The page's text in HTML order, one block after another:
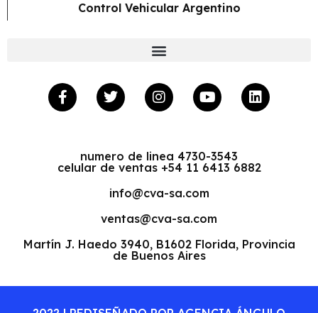
Control Vehicular Argentino
numero de linea 4730-3543
celular de ventas +54 11 6413 6882
info@cva-sa.com
ventas@cva-sa.com
Martín J. Haedo 3940, B1602 Florida, Provincia
de Buenos Aires